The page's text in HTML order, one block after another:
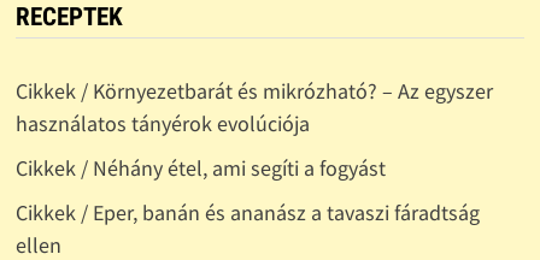
RECEPTEK
Cikkek / Környezetbarát és mikrózható? – Az egyszer
használatos tányérok evolúciója
Cikkek / Néhány étel, ami segíti a fogyást
Cikkek / Eper, banán és ananász a tavaszi fáradtság
ellen